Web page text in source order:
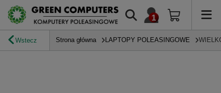
Wstecz Strona główna LAPTOPY POLEASINGOWE